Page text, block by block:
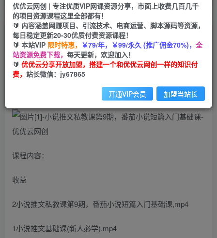
小说推文私教课第9期，番茄小说短篇入门基础课
优优云网创
2年前发布
小说推文私教课第9期，番茄小说短篇入门基础课
课程内容：
收益
2小说推文私教课第9期，番茄小说短篇入门基础课,mp4
1小说推文基础课(新人必学).mp4
优优云网创 | 专注优质VIP网课资源分享，市面上收费几百几千
的项目资源课程这里全部都有！
🔰 内容涵盖网赚项目、引流技术、电商运营、脚本源码等资源，
每日稳定更新20-30优质付费资源课程！
🔰 本站VIP 限时特惠， ￥79/年，￥99/永久 (推广佣金70%)， 全
站资源免费下载， 每天更新，欢迎加入！
🔰 优优云分享开放加盟，搭建一个和优优云网创一样的知识付
费， 站长微信：jy67865
开通VIP会员 加盟当站长